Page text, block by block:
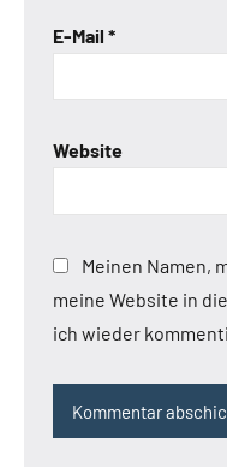
E-Mail *
Website
Meinen Namen,
meine Website in
ich wieder